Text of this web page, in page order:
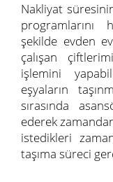
Nakliyat
programlarını
şekilde evden
çalışan
işlemini
eşyaların
sırasında
ederek
istedikleri
taşıma süreci